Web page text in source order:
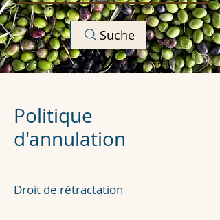
Suche
Droit de rétractation
Politique
d'annulation